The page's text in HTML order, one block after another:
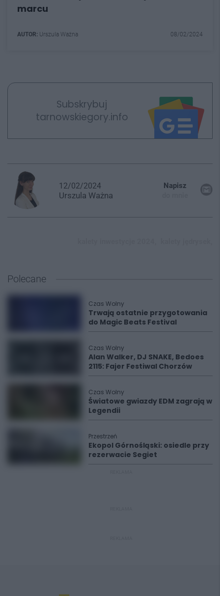
marcu
AUTOR: Urszula Ważna 08/02/2024
Subskrybuj
tarnowskiegory.info
12/02/2024
Urszula Ważna
Napisz
Polecane
Czas Wolny
Trwają ostatnie przygotowania
do Magic Beats Festival
Czas Wolny
Alan Walker, DJ SNAKE, Bedoes
2115: Fajer Festiwal Chorzów
Czas Wolny
Światowe gwiazdy EDM zagrają w
Legendii
Przestrzeń
Ekopol Górnośląski: osiedle przy
rezerwacie Segiet